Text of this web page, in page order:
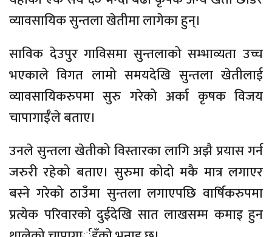
व्यावसायिक सुन्तला खेतीमा लागेका हुन्।
साविक देउपुर गाविसमा सुन्तलाको सम्भाव्यता उच्च
भएकाले विगत लामो समयदेखि सुन्तला खेतीलाई
व्यावसायिकरुपमा सुरु गरेको अर्का कृषक विजय
चापागाईँले बताए।
उनले सुन्तला खेतीको विस्तारका लागि अझै प्रयास गर्न
जरुरी रहेको बताए। सुरुमा कोदो मकै मात्र लगाएर
बस्ने गरेको ठाउँमा सुन्तला लगाएपछि वार्षिकरुपमा
प्रत्येक परिवारको दुईदेखि सात लाखसम्म कमाइ हुन